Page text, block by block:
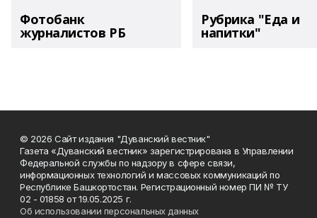
Фотобанк
журналистов РБ
Рубрика "Еда и
напитки"
© 2026 Сайт издания "Дуванский вестник"
Газета «Дуванский вестник» зарегистрирована в Управлении
Федеральной службы по надзору в сфере связи,
информационных технологий и массовых коммуникаций по
Республике Башкортостан. Регистрационный номер ПИ № ТУ
02 - 01858 от 19.05.2025 г.
Об использовании персональных данных